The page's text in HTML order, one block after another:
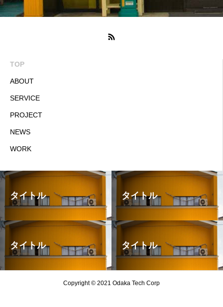
TOP
ABOUT
SERVICE
PROJECT
NEWS
WORK
タイトル タイトル
タイトル タイトル
Copyright © 2021 Odaka Tech Corp